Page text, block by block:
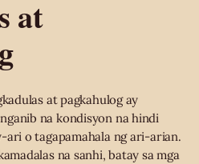
at
at pagkahulog ay
na kondisyon na hindi
ari o tagapamahala ng ari-arian.
na sanhi, batay sa mga